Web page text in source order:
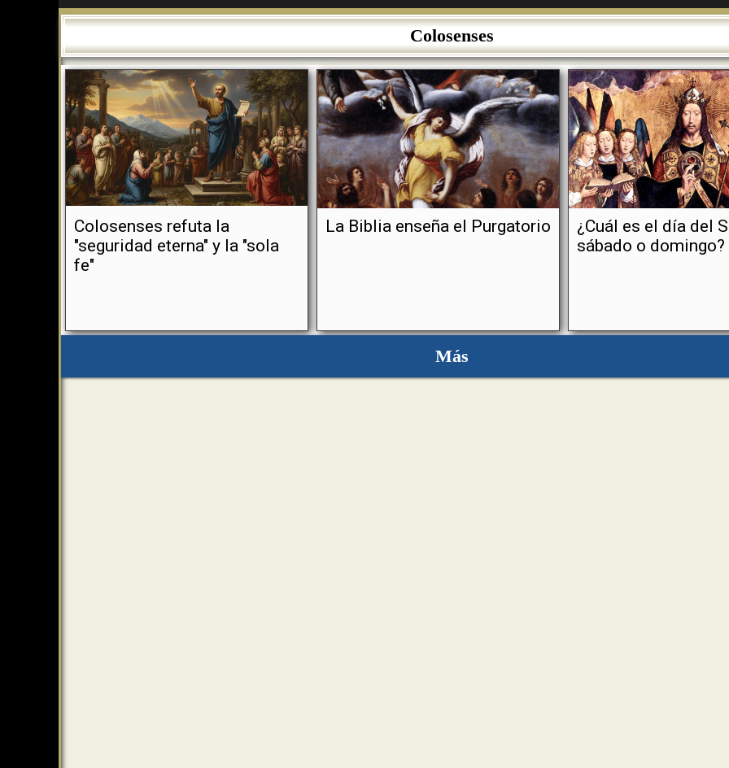
Colosenses
Colosenses refuta la
"seguridad eterna" y la "sola
fe"
La Biblia enseña el Purgatorio
¿Cuál es el día del
sábado o domingo?
Más